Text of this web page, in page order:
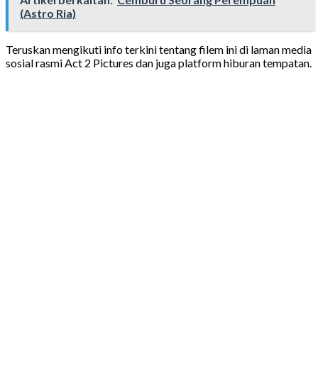
(Astro Ria)
Teruskan mengikuti info terkini tentang filem ini di laman media
sosial rasmi Act 2 Pictures dan juga platform hiburan tempatan.